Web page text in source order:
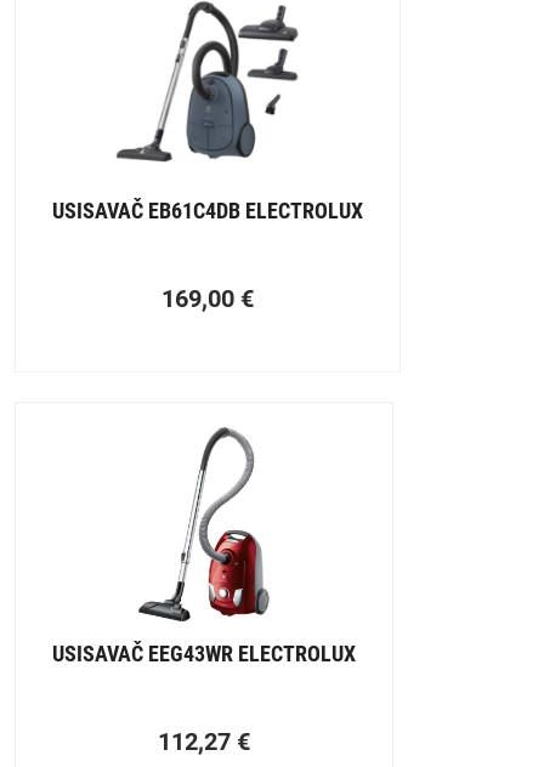
USISAVAČ EB61C4DB ELECTROLUX
169,00 €
USISAVAČ EEG43WR ELECTROLUX
112,27 €